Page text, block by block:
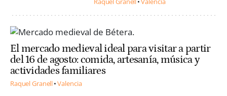
El mercado medieval ideal para visitar a partir
del 16 de agosto: comida, artesanía, música y
actividades familiares
Raquel Granell Valencia